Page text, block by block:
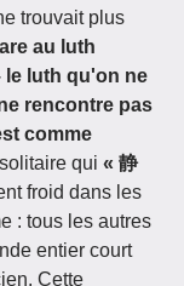
trouvait plus
au luth
le luth qu'on ne
rencontre pas
comme
qui « 静
froid dans les
: tous les autres
entier court
Cette